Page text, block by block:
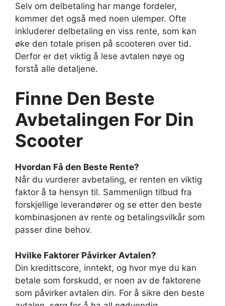
Selv om delbetaling har mange fordeler,
kommer det også med noen ulemper. Ofte
inkluderer delbetaling en viss rente, som kan
øke den totale prisen på scooteren over tid.
Derfor er det viktig å lese avtalen nøye og
forstå alle detaljene.
Finne Den Beste
Avbetalingen For Din
Scooter
Hvordan Få den Beste Rente?
Når du vurderer avbetaling, er renten en viktig
faktor å ta hensyn til. Sammenlign tilbud fra
forskjellige leverandører og se etter den beste
kombinasjonen av rente og betalingsvilkår som
passer dine behov.
Hvilke Faktorer Påvirker Avtalen?
Din kredittscore, inntekt, og hvor mye du kan
betale som forskudd, er noen av de faktorene
som påvirker avtalen din. For å sikre den beste